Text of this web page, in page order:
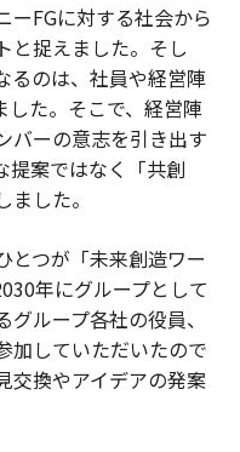
ーFGに対する社会から
と捉えました。そし
るのは、社員や経営陣
た。そこで、経営陣
バーの意志を引き出す
提案ではなく「共創
した。
とつが「未来創造ワー
年にグループとして
ループ各社の役員、
加していただいたので
交換やアイデアの発案